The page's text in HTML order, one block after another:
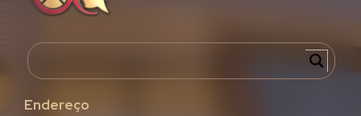
Endereço